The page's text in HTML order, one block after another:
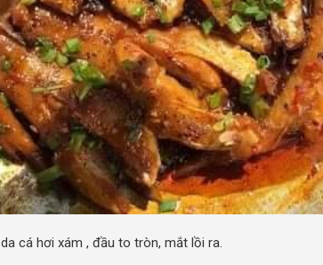
cá hơi xám , đầu to tròn, mắt lồi ra.